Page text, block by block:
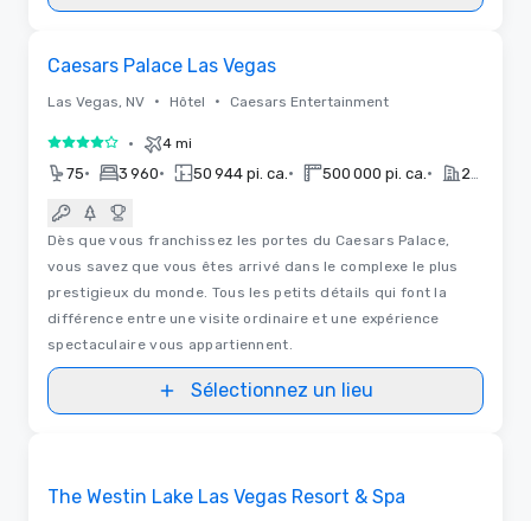
Caesars Palace Las Vegas
Las Vegas, NV • Hôtel • Caesars Entertainment
4 sur 5 • 4 mi
75• 3 960• 50 944 pi. ca. • 500 000 pi. ca. •
Dès que vous franchissez les portes du Caesars Palace,
vous savez que vous êtes arrivé dans le complexe le plus
prestigieux du monde. Tous les petits détails qui font la
différence entre une visite ordinaire et une expérience
spectaculaire vous appartiennent.
Sélectionnez un lieu
The Westin Lake Las Vegas Resort & Spa